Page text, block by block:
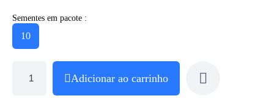
Sementes em pacote :
10
Adicionar ao carrinho